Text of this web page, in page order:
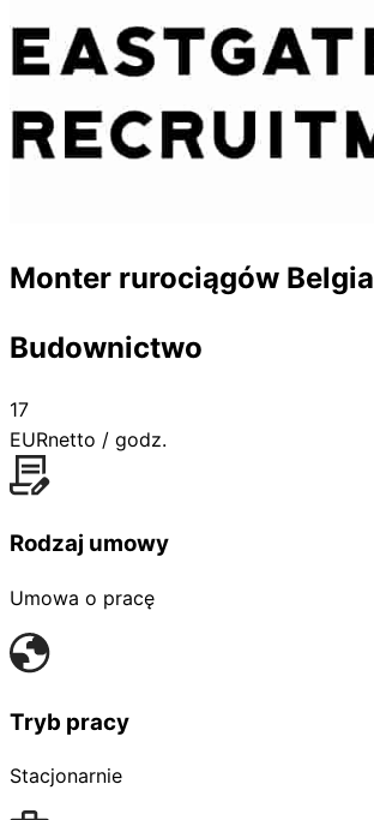
Monter rurociągów Belgia
Budownictwo
17
EURnetto / godz.
Rodzaj umowy
Umowa o pracę
Tryb pracy
Stacjonarnie